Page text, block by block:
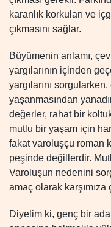
karanlık korkuları ve
çıkmasını sağlar.
Büyümenin anlamı,
yargılarının içinden
yargılarını
yaşanmasından
değerler, rahat bir
mutlu bir yaşam için
fakat varoluşçu roman
peşinde değillerdir.
Varoluşun nedenini
amaç olarak karşımıza
Diyelim ki, genç bir